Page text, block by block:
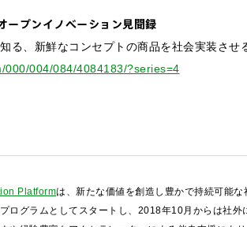
ープンイノベーション見聞録
知る、新鮮なコンセプトの商品を社会実装させ
000/004/084/4084183/?series=4
Platformは、新たな価値を創造し豊かで持続可能
ログラムとしてスタートし、2018年10月からは社
法人向けサービスに関するご相談・